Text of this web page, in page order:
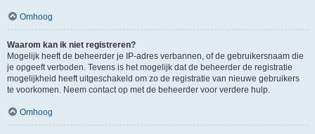
Omhoog
Waarom kan ik niet registreren?
Mogelijk heeft de beheerder je IP-adres verbannen, of de gebruikersnaam die
je opgeeft verboden. Tevens is het mogelijk dat de beheerder de registratie
mogelijkheid heeft uitgeschakeld om zo de registratie van nieuwe gebruikers
te voorkomen. Neem contact op met de beheerder voor verdere hulp.
Omhoog